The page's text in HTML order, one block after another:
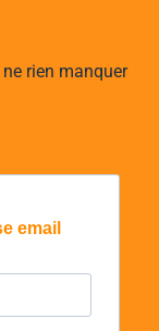
rien manquer